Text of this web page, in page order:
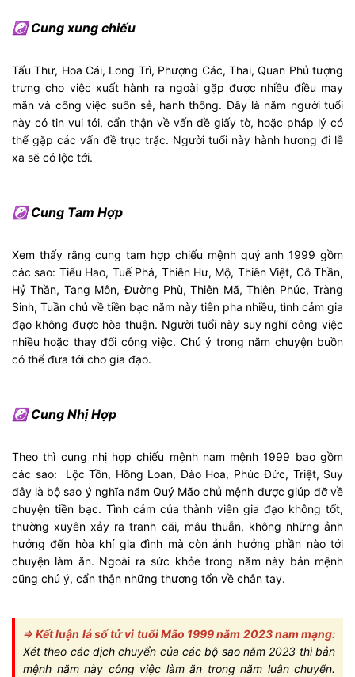
☯ Cung xung chiếu
Tấu Thư, Hoa Cái, Long Trì, Phượng Các, Thai, Quan Phủ tượng
trưng cho việc xuất hành ra ngoài gặp được nhiều điều may
mắn và công việc suôn sẻ, hanh thông. Đây là năm người tuổi
này có tin vui tới, cẩn thận về vấn đề giấy tờ, hoặc pháp lý có
thể gặp các vấn đề trục trặc. Người tuổi này hành hương đi lễ
xa sẽ có lộc tới.
☯ Cung Tam Hợp
Xem thấy rằng cung tam hợp chiếu mệnh quý anh 1999 gồm
các sao: Tiểu Hao, Tuế Phá, Thiên Hư, Mộ, Thiên Việt, Cô Thần,
Hỷ Thần, Tang Môn, Đường Phù, Thiên Mã, Thiên Phúc, Tràng
Sinh, Tuần chủ về tiền bạc năm này tiên pha nhiều, tình cảm gia
đạo không được hòa thuận. Người tuổi này suy nghĩ công việc
nhiều hoặc thay đổi công việc. Chú ý trong năm chuyện buồn
có thể đưa tới cho gia đạo.
☯ Cung Nhị Hợp
Theo thì cung nhị hợp chiếu mệnh nam mệnh 1999 bao gồm
các sao: Lộc Tồn, Hồng Loan, Đào Hoa, Phúc Đức, Triệt, Suy
đây là bộ sao ý nghĩa năm Quý Mão chủ mệnh được giúp đỡ về
chuyện tiền bạc. Tình cảm của thành viên gia đạo không tốt,
thường xuyên xảy ra tranh cãi, mâu thuẫn, không những ảnh
hưởng đến hòa khí gia đình mà còn ảnh hưởng phần nào tới
chuyện làm ăn. Ngoài ra sức khỏe trong năm này bản mệnh
cũng chú ý, cẩn thận những thương tổn về chân tay.
=> Kết luận lá số tử vi tuổi Mão 1999 năm 2023 nam mạng:
Xét theo các dịch chuyển của các bộ sao năm 2023 thì bản
mệnh năm này công việc làm ăn trong năm luân chuyển.